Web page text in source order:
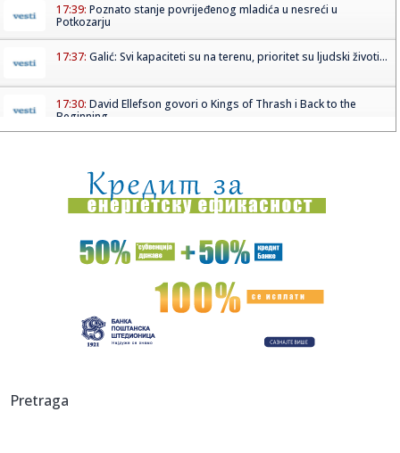
17:39: Poznato stanje povrijeđenog mladića u nesreći u
Potkozarju
17:37: Galić: Svi kapaciteti su na terenu, prioritet su ljudski životi...
17:30: David Ellefson govori o Kings of Thrash i Back to the
Beginning
17:26:Veliki preokret Monaka protiv Liverpula
17:26:Partizanov protivnik odložio utakmicu
Ruski mediji o poseti Zelenskog: Nije bilo reči o vojnoj
17:25:Uspelo potapanje barži: Blok 2 nuklearke Černavoda radi
Cvetković odlazi u ...
Pretraga